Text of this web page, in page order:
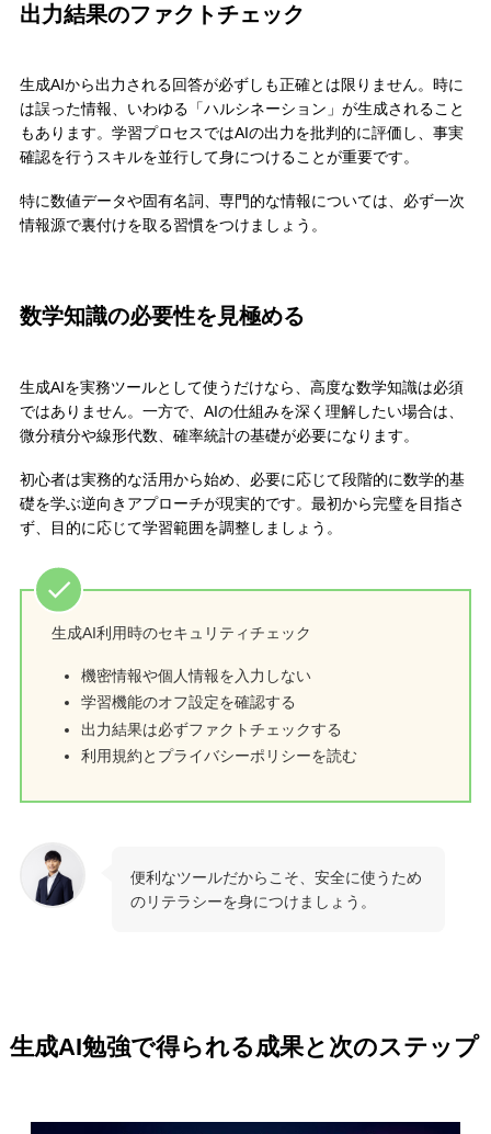
出力結果のファクトチェック
生成AIから出力される回答が必ずしも正確とは限りません。時に
は誤った情報、いわゆる「ハルシネーション」が生成されること
もあります。学習プロセスではAIの出力を批判的に評価し、事実
確認を行うスキルを並行して身につけることが重要です。
特に数値データや固有名詞、専門的な情報については、必ず一次
情報源で裏付けを取る習慣をつけましょう。
数学知識の必要性を見極める
生成AIを実務ツールとして使うだけなら、高度な数学知識は必須
ではありません。一方で、AIの仕組みを深く理解したい場合は、
微分積分や線形代数、確率統計の基礎が必要になります。
初心者は実務的な活用から始め、必要に応じて段階的に数学的基
礎を学ぶ逆向きアプローチが現実的です。最初から完璧を目指さ
ず、目的に応じて学習範囲を調整しましょう。
生成AI利用時のセキュリティチェック
機密情報や個人情報を入力しない
学習機能のオフ設定を確認する
出力結果は必ずファクトチェックする
利用規約とプライバシーポリシーを読む
便利なツールだからこそ、安全に使うため
のリテラシーを身につけましょう。
生成AI勉強で得られる成果と次のステップ